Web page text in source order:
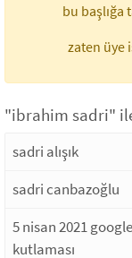
bu başlığa
zaten üye
"ibrahim sadri"
sadri alışık
sadri canbazoğlu
5 nisan 2021
kutlaması